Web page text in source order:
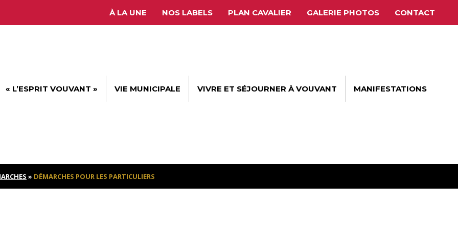
À LA UNE NOS LABELS PLAN CAVALIER GALERIE PHOTOS CONTACT
« L’ESPRIT VOUVANT » VIE MUNICIPALE VIVRE ET SÉJOURNER À VOUVANT MANIFESTATIONS
» DÉMARCHES POUR LES PARTICULIERS